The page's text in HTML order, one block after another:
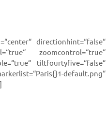
directionhint=“false“
zoomcontrol=“true“
tiltfourtyfive=“false“
default.png“